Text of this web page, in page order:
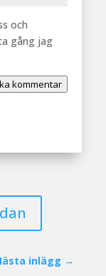
och
gång jag
kommentar
inlägg →